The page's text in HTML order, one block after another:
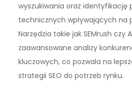
wyszukiwania oraz identyfikację
technicznych wpływających na
Narzędzia takie jak SEMrush czy
zaawansowane analizy
kluczowych, co pozwala na
strategii SEO do potrzeb rynku.